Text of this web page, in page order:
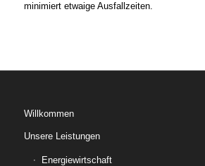
minimiert etwaige Ausfallzeiten.
Willkommen
Unsere Leistungen
Energiewirtschaft